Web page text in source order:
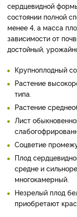
сердцевидной
состоянии полной
менее 4, а масса
зависимости от
достойный,
Крупноплодный
Растение
типа.
Растение
Лист
Соцветие
Плод
средне и
многокамерный.
Незрелый плод
приобретают